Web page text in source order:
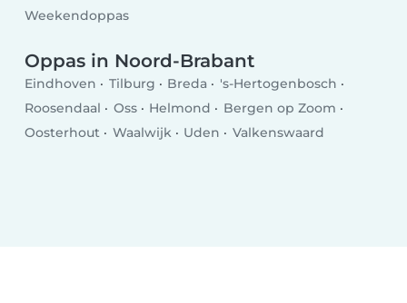
Weekendoppas
Oppas in Noord-Brabant
Eindhoven Tilburg Breda
's-Hertogenbosch
Roosendaal
Oss Helmond
Bergen op Zoom
Oosterhout
Waalwijk Uden Valkenswaard